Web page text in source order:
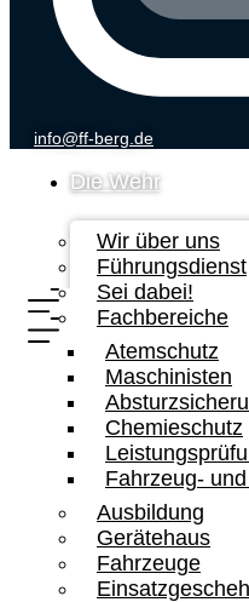
info@ff-berg.de
Die Wehr
Wir über uns
Führungsdienst
Sei dabei!
Fachbereiche
Atemschutz
Maschinisten
Chemieschutz
Fahrzeug-
Ausbildung
Gerätehaus
Fahrzeuge